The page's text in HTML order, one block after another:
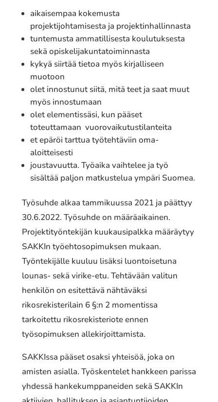
aikaisempaa kokemusta
projektijohtamisesta ja projektinhallinnasta
tuntemusta ammatillisesta koulutuksesta
sekä opiskelijakuntatoiminnasta
kykyä siirtää tietoa myös kirjalliseen
muotoon
olet innostunut siitä, mitä teet ja saat muut
myös innostumaan
olet elementissäsi, kun pääset
toteuttamaan vuorovaikutustilanteita
et epäröi tarttua työtehtäviin oma-
aloitteisesti
joustavuutta. Työaika vaihtelee ja työ
sisältää paljon matkustelua ympäri Suomea.
Työsuhde alkaa tammikuussa 2021 ja päättyy
30.6.2022. Työsuhde on määräaikainen.
Projektityöntekijän kuukausipalkka määräytyy
SAKKIn työehtosopimuksen mukaan.
Työntekijälle kuuluu lisäksi luontoisetuna
lounas- sekä virike-etu. Tehtävään valitun
henkilön on esitettävä nähtäväksi
rikosrekisterilain 6 §:n 2 momentissa
tarkoitettu rikosrekisteriote ennen
työsopimuksen allekirjoittamista.
SAKKIssa pääset osaksi yhteisöä, joka on
amisten asialla. Työskentelet hankkeen parissa
yhdessä hankekumppaneiden sekä SAKKIn